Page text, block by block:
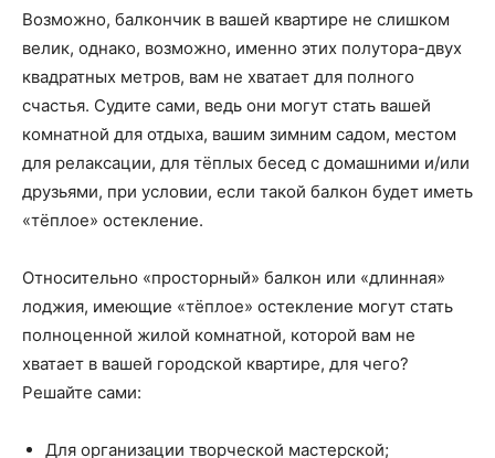
Возможно, балкончик в вашей квартире не слишком
велик, однако, возможно, именно этих полутора-двух
квадратных метров, вам не хватает для полного
счастья. Судите сами, ведь они могут стать вашей
комнатной для отдыха, вашим зимним садом, местом
для релаксации, для тёплых бесед с домашними и/или
друзьями, при условии, если такой балкон будет иметь
«тёплое» остекление.
Относительно «просторный» балкон или «длинная»
лоджия, имеющие «тёплое» остекление могут стать
полноценной жилой комнатной, которой вам не
хватает в вашей городской квартире, для чего?
Решайте сами:
Для организации творческой мастерской;